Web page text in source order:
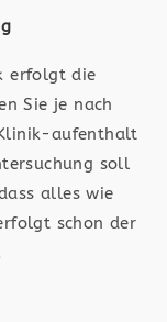
erfolgt die
Sie je nach
aufenthalt
soll
alles wie
schon der